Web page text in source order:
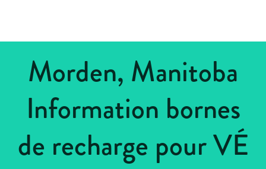
Morden, Manitoba
Information bornes
de recharge pour VÉ
> Manitoba